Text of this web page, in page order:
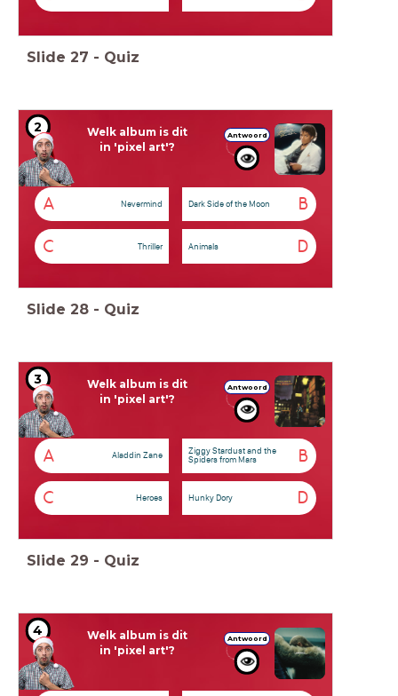
Slide 27 - Quiz
2 Antwoord
Welk album is dit
in 'pixel art'?
A Nevermind B
Dark Side of the Moon
C Thriller D
Animals
Slide 28 - Quiz
3 Antwoord
Welk album is dit
in 'pixel art'?
A Aladdin Zane B
Ziggy Stardust and the
Spiders from Mars
C Heroes D
Hunky Dory
Slide 29 - Quiz
4 Antwoord
Welk album is dit
in 'pixel art'?